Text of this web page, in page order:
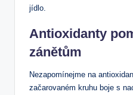
jídlo.
Antioxidanty
zánětům
Nezapomínejme na
začarovaném kruhu boje ⁤s